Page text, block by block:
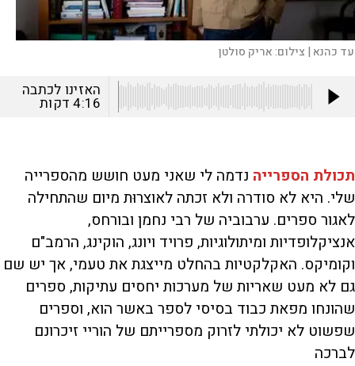
כהנא | צילום:אריק סולטן
האזינו לכתבה
4:16דקות
תכולת הספרייה נדמה לי שאני מעט חושש מהספרייה
שלי. היא לא סודרה ולא זכתה לאוצרוּת מיום שהתחילה
לאגור ספרים. ערבוביה של רבי נחמן ובורחס,
אנציקלופדיות ומיתולוגיות, פרויד ויונג, הוקינג, הרמב"ם
וקומיקס. האקלקטיות בהחלט מייצגת את טעמי, אך יש שם
גם לא מעט שאריות של מערכות יחסים עתיקות, ספרים
שהונחו מפאת כבוד בסיסי לספר באשר הוא, וספרים
שפשוט לא יכולתי לזרוק מספרייתם של הוריי זיכרונם
לברכה